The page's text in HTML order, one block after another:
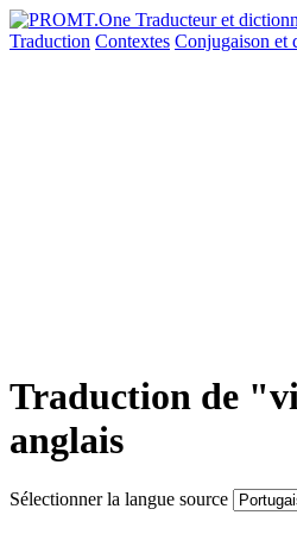
Traduction Contextes Conjugaison et
Traduction de
anglais
Sélectionner la langue source